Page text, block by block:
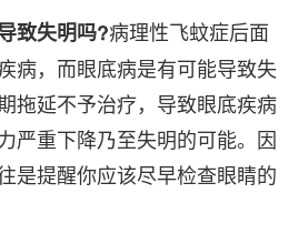
致失明吗?病理性飞蚊症后面
病，而眼底病是有可能导致失
拖延不予治疗，导致眼底疾病
严重下降乃至失明的可能。因
是提醒你应该尽早检查眼睛的